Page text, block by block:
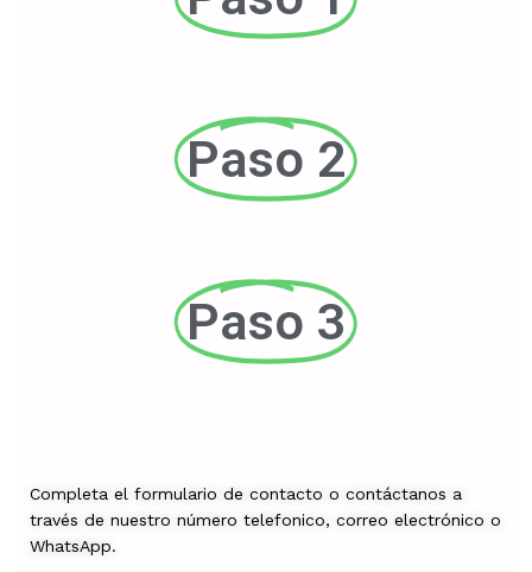
Paso 2
Paso 3
Completa el formulario de contacto o contáctanos a
través de nuestro número telefonico, correo electrónico o
WhatsApp.